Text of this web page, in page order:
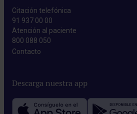
Citación telefónica
91 937 00 00
Atención al paciente
800 088 050
Contacto​
Descarga nuestra app